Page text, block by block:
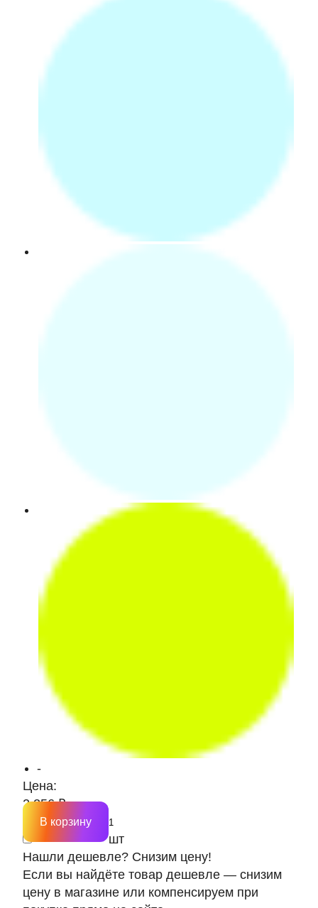
-
Цена:
2 256 ₽
шт
В корзину
Нашли дешевле? Снизим цену!
Если вы найдёте товар дешевле — снизим
цену в магазине или компенсируем при